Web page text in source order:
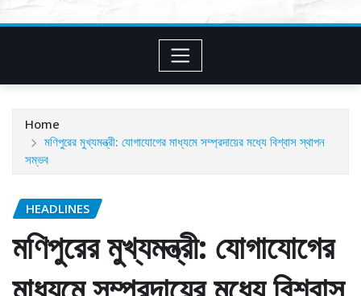
Home
মণিপুরের মুখ্যমন্ত্রী: যোগাযোগের মাধ্যমে সম্প্রদায়ের মধ্যে বিশ্বাস স্থাপন
সম্ভব
HEADLINES
মণিপুরের মুখ্যমন্ত্রী: যোগাযোগের